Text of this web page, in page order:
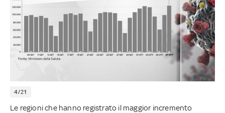
4/21
Le regioni che hanno registrato il maggior incremento